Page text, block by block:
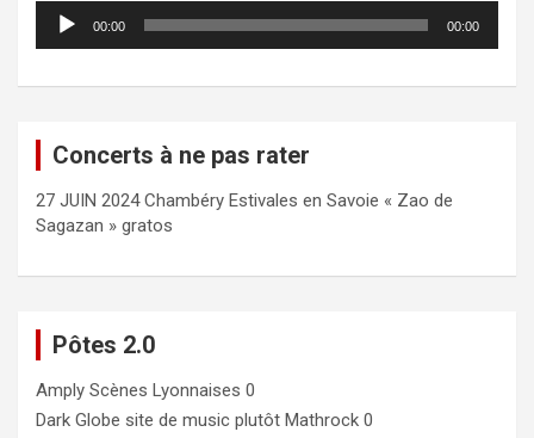
Lecteur
audio
00:00 00:00
Concerts à ne pas rater
27 JUIN 2024 Chambéry Estivales en Savoie « Zao de
Sagazan » gratos
Pôtes 2.0
Amply Scènes Lyonnaises 0
Dark Globe site de music plutôt Mathrock 0